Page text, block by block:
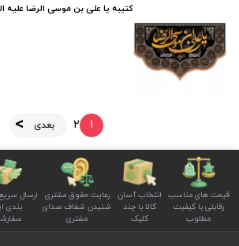
کتیبه یا علی بن موسی الرضا علیه السلام
1
2 بعدی
قیمت های مناسب
رقابتی با کیفیت
مطلوب
انتخاب آسان
کالا با چند
کلیک
رعایت حقوق مشتری
شنیدن شفاف صدای
مشتری
ارسال
بندی